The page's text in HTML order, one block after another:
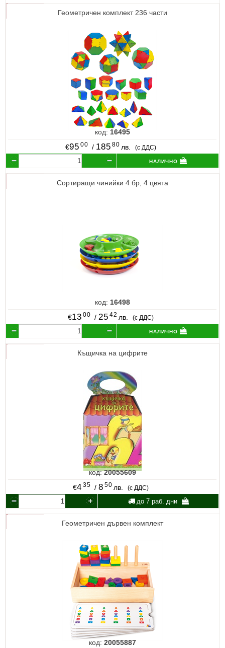
Геометричен комплект 236 части
код: 16495
€95 00 / 185 80 лв. (с ДДС)
налично
Сортиращи чинийки 4 бр, 4 цвята
код: 16498
€13 00 / 25 42 лв. (с ДДС)
налично
Къщичка на цифрите
код:20055609
€4 35 / 8 50 лв. (с ДДС)
до 7 раб. дни
Геометричен дървен комплект
код: 20055887